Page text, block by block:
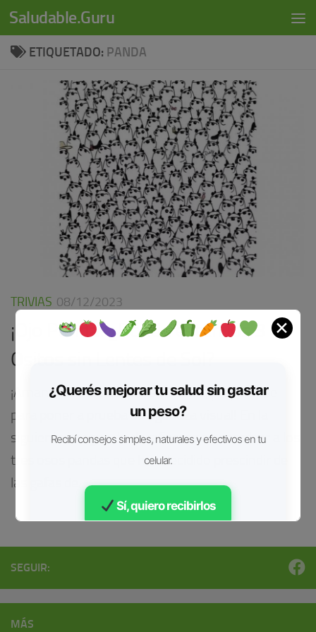
Skip to content
Saludable.Guru
ETIQUETADO: PANDA
TRIVIAS 08/12/2023
¡Ojo Panda! ¿Dónde están los 3
Ositos sin Lentes de Sol?
¡Amantes de los desafíos visuales, prepárense
para poner a prueba su agudeza visual! En la
siguiente imagen, te desafiamos a encontrar a los
tres osos pandas que han decidido prescindir de
las gafas de...
SEGUIR:
MÁS
✕
¿Querés mejorar tu salud sin gastar
un peso?
Recibí consejos simples, naturales y efectivos en tu
celular.
Sí, quiero recibirlos
Gratis • Sin spam